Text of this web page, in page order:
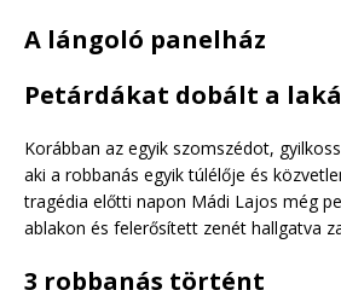
A lángoló panelház
Petárdákat dobált a
Korábban az egyik szomszédot,
aki a robbanás egyik túlélője és
tragédia előtti napon Mádi Lajos még
ablakon és felerősített zenét hallgatva
3 robbanás történt